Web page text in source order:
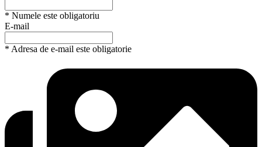
* Numele este obligatoriu
E-mail
* Adresa de e-mail este obligatorie